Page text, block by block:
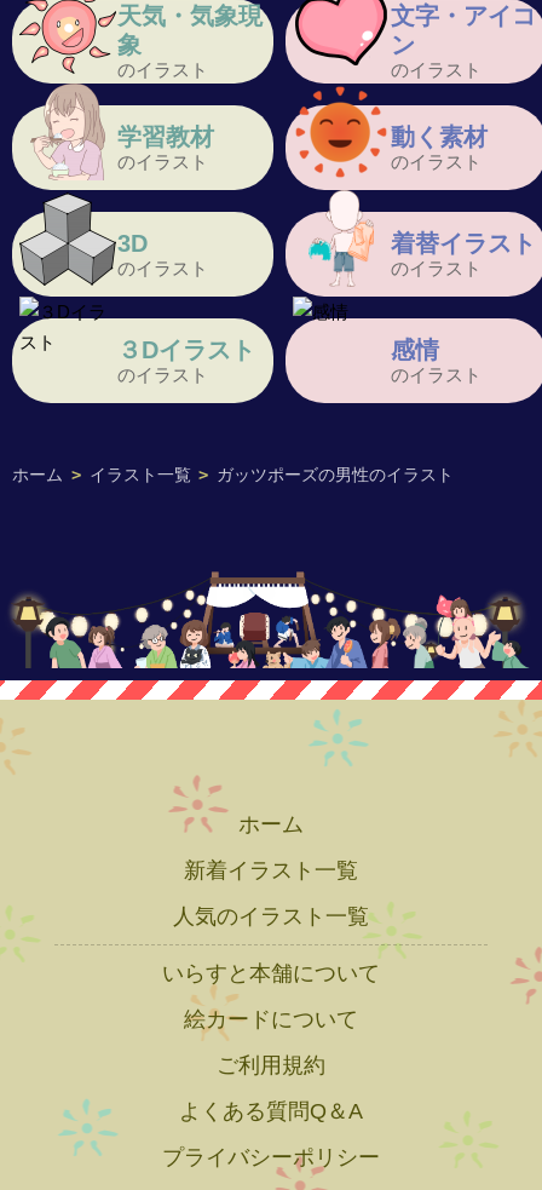
ホーム > イラスト一覧 > ガッツポーズの男性のイラスト
天気・気象現
象
のイラスト
文字・アイコ
ン
のイラスト
学習教材
のイラスト
動く素材
のイラスト
3D
のイラスト
着替イラスト
のイラスト
３Dイラスト
のイラスト
感情
のイラスト
ホーム
新着イラスト一覧
人気のイラスト一覧
いらすと本舗について
絵カードについて
ご利用規約
よくある質問Q＆A
プライバシーポリシー